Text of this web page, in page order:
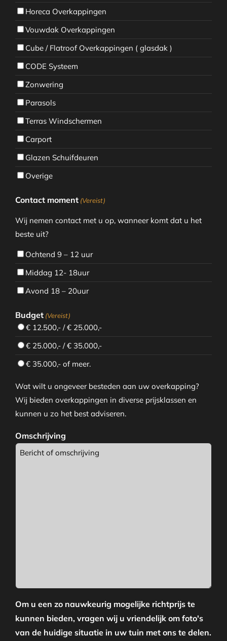
Horeca Overkappingen
Vouwdak Overkappingen
Cube / Flatroof Overkappingen ( glasdak )
CODE Systeem
Zonwering
Parasols
Terras Windschermen
Carport
Glazen Schuifdeuren
Overige
Contact moment (Vereist)
Wij nemen contact met u op, wanneer komt dat u het
beste uit?
Ochtend 9 – 12 uur
Middag 12- 18uur
Avond 18 – 20uur
Budget (Vereist)
€ 12.500,- / € 25.000,-
€ 25.000,- / € 35.000,-
€ 35.000,- of meer.
Wat wilt u ongeveer besteden aan uw overkapping?
Wij bieden overkappingen in diverse prijsklassen en
kunnen u zo het best adviseren.
Omschrijving
Om u een zo nauwkeurig mogelijke richtprijs te
kunnen bieden, vragen wij u vriendelijk om foto's
van de huidige situatie in uw tuin met ons te delen.